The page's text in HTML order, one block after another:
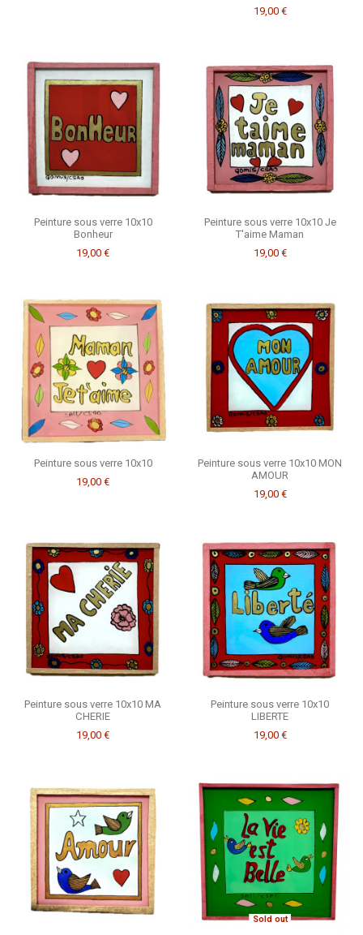
19,00 €
Peinture sous verre 10x10
Bonheur
19,00 €
Peinture sous verre 10x10 Je
T'aime Maman
19,00 €
Peinture sous verre 10x10
19,00 €
Peinture sous verre 10x10 MON
AMOUR
19,00 €
Peinture sous verre 10x10 MA
CHERIE
19,00 €
Peinture sous verre 10x10
LIBERTE
19,00 €
Sold out